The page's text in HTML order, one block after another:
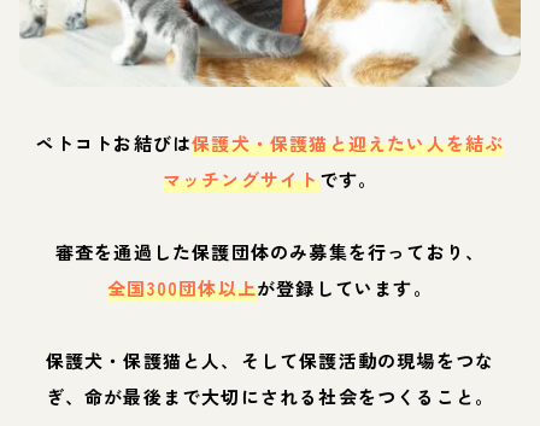
ペトコトお結びは保護犬・保護猫と迎えたい人を結ぶ
マッチングサイトです。
審査を通過した保護団体のみ募集を行っており、
全国300団体以上が登録しています。
保護犬・保護猫と人、そして保護活動の現場をつな
ぎ、命が最後まで大切にされる社会をつくること。